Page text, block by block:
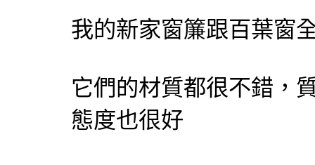
我的新家窗簾跟百葉窗
它們的材質都很不錯，
態度也很好